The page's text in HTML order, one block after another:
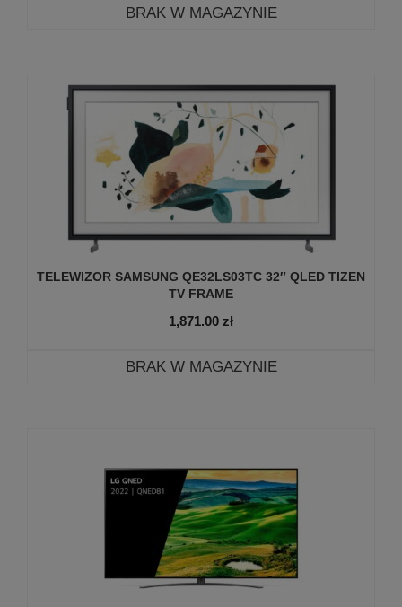
BRAK W MAGAZYNIE
TELEWIZOR SAMSUNG QE32LS03TC 32″ QLED TIZEN
TV FRAME
1,871.00 zł
BRAK W MAGAZYNIE